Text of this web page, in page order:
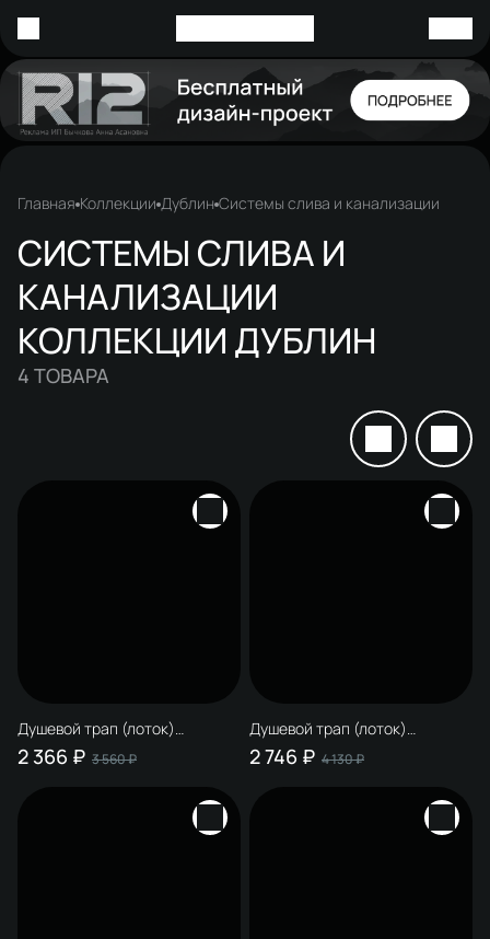
Главная Коллекции Дублин Системы слива и канализации
СИСТЕМЫ СЛИВА И
КАНАЛИЗАЦИИ
КОЛЛЕКЦИИ ДУБЛИН
4 ТОВАРА
Душевой трап (лоток)
STWORKI Дублин S416250CR
50 см, решетка хром, с
2 366 ₽ 3 560 ₽
Душевой трап (лоток)
STWORKI Дублин S416270CR 70
см, решетка хром, с сифоном,
2 746 ₽ 4 130 ₽